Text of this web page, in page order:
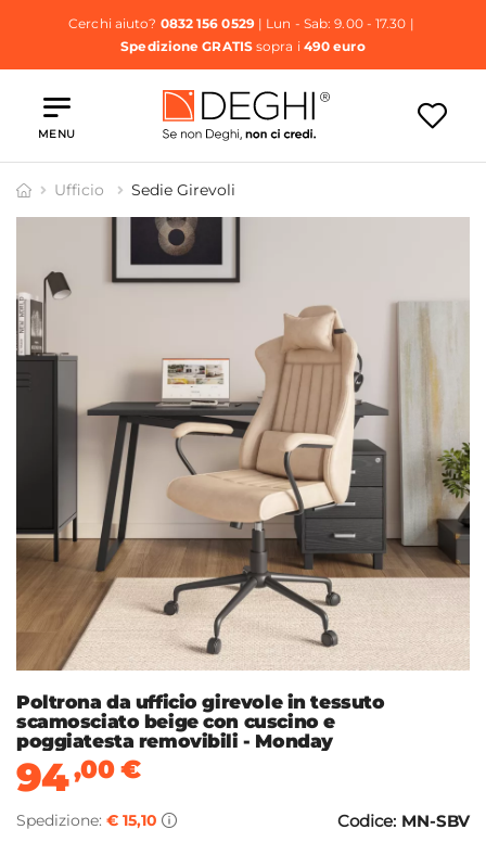
Cerchi aiuto? 0832 156 0529| Lun - Sab: 9.00 - 17.30 |
Spedizione GRATISsopra i 490 euro
MENU
Ufficio Sedie Girevoli
Poltrona da ufficio girevole in tessuto
scamosciato beige con cuscino e
poggiatesta removibili - Monday
94,00€
Spedizione: € 15,10 Codice: MN-SBV